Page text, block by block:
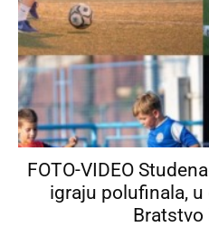
FOTO-VIDEO
igraju polufinala,
Bratstvo